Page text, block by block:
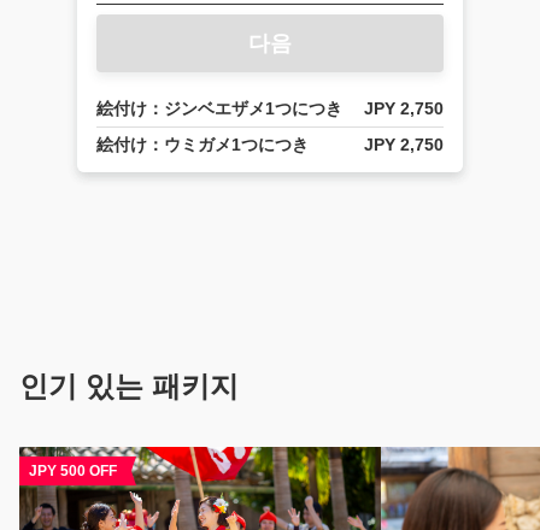
다음
絵付け：ジンベエザメ1つにつき
JPY 2,750
絵付け：ウミガメ1つにつき
JPY 2,750
인기 있는 패키지
JPY 500 OFF